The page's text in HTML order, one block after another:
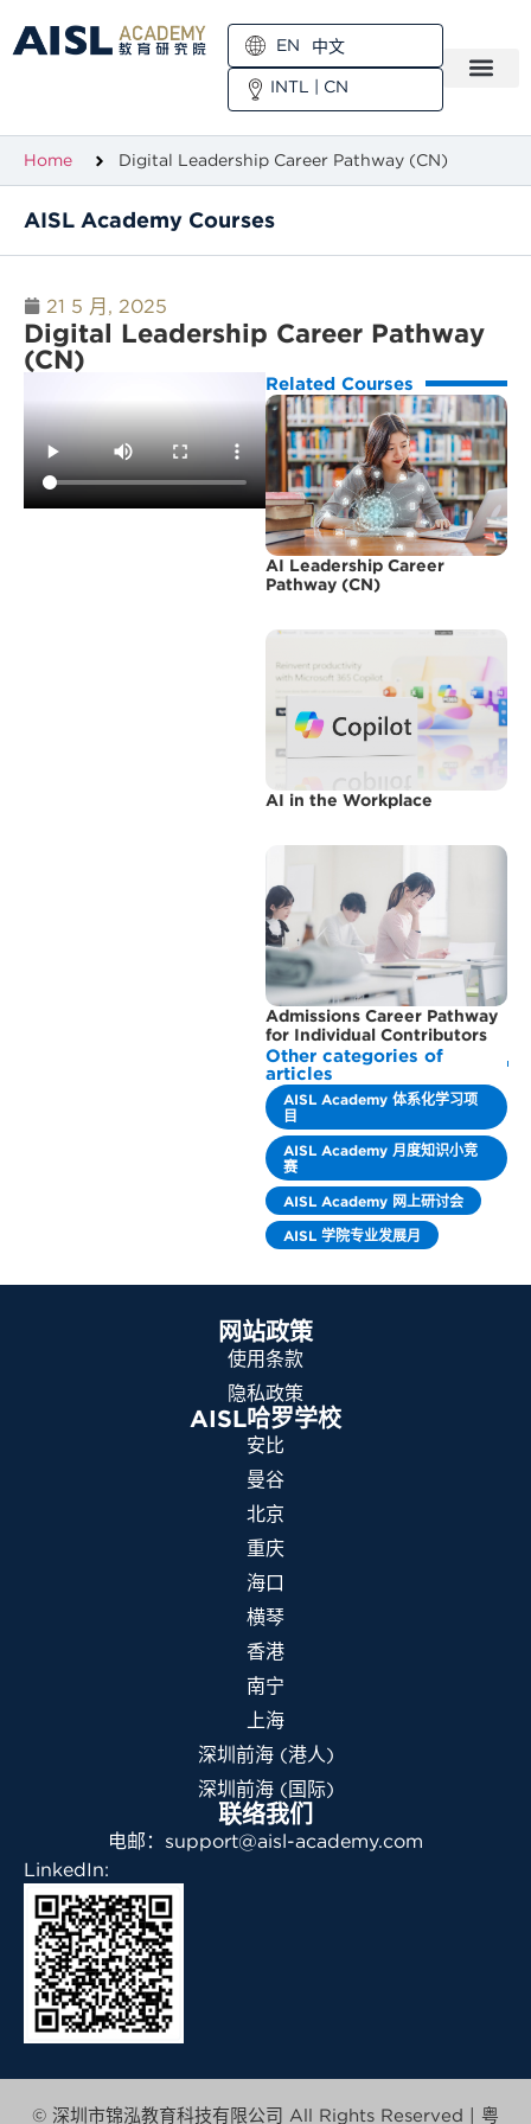
EN
中文
INTL | CN
Home Digital Leadership Career Pathway (CN)
AISL Academy Courses
21 5 月, 2025
Digital Leadership Career Pathway
(CN)
Related Courses
AI Leadership Career
Pathway (CN)
AI in the Workplace
Admissions Career Pathway
for Individual Contributors
Other categories of
articles
AISL Academy 体系化学习项
目
AISL Academy 月度知识小竞
赛
AISL Academy 网上研讨会
AISL 学院专业发展月
网站政策
使用条款
隐私政策
AISL哈罗学校
安比
曼谷
北京
重庆
海口
横琴
香港
南宁
上海
深圳前海 (港人)
深圳前海 (国际)
联络我们
电邮：support@aisl-academy.com
LinkedIn:
© 深圳市锦泓教育科技有限公司 All Rights Reserved | 粤